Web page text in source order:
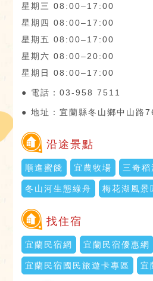
星期三 08:00–17:00
星期四 08:00–17:00
星期五 08:00–17:00
星期六 08:00–20:00
星期日 08:00–17:00
● 電話：03-958 7511
● 地址：宜蘭縣冬山鄉中山路
沿途景點
順進蜜餞 宜農牧場 三奇
冬山河生態綠舟 梅花湖風景
找住宿
宜蘭民宿網 宜蘭民宿優惠網
宜蘭民宿國民旅遊卡專區 宜